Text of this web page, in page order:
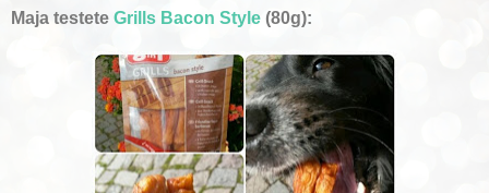
Maja testete Grills Bacon Style (80g):